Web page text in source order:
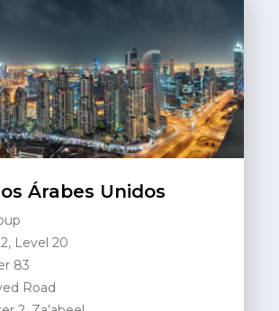
Árabes Unidos
Level 20
83
Road